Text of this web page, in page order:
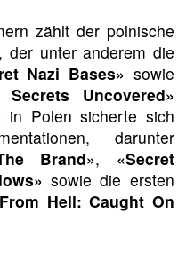
zählt der polnische
der unter anderem die
Nazi Bases» sowie
Uncovered»
in Polen sicherte sich
darunter
Brand», «Secret
sowie die ersten
Hell: Caught On